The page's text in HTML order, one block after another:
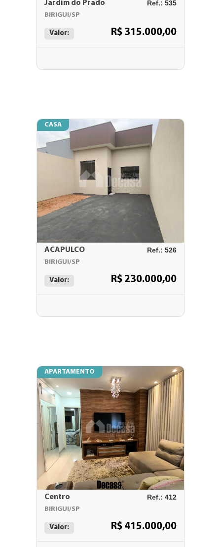
Jardim do Prado Ref.: 535
BIRIGUI/SP
Valor: R$ 315.000,00
CASA
ACAPULCO Ref.: 526
BIRIGUI/SP
Valor: R$ 230.000,00
APARTAMENTO
Centro Ref.: 412
BIRIGUI/SP
Valor: R$ 415.000,00